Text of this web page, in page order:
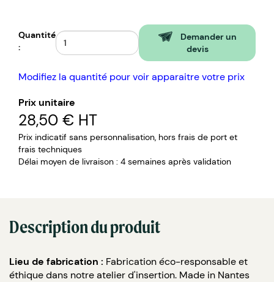
Quantité
:
Demander un
devis
Modifiez la quantité pour voir apparaitre votre prix
Prix unitaire
28,50 € HT
Prix indicatif sans personnalisation, hors frais de port et
frais techniques
Délai moyen de livraison : 4 semaines après validation
Description du produit
Lieu de fabrication : Fabrication éco-responsable et
éthique dans notre atelier d'insertion. Made in Nantes